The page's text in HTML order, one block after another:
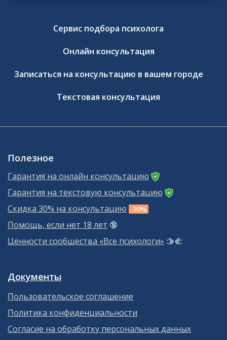
Сервис подбора психолога
Онлайн консультация
Записаться на консультацию в вашем городе
Текстовая консультация
Полезное
Гарантия на онлайн консультацию
Гарантия на текстовую консультацию
Скидка 30% на консультацию -30%
Помощь, если нет 18 лет 🔞
Ценности сообщества «Все психологи» 🫱‍🫲
Документы
Пользовательское соглашение
Политика конфиденциальности
Согласие на обработку персональных данных